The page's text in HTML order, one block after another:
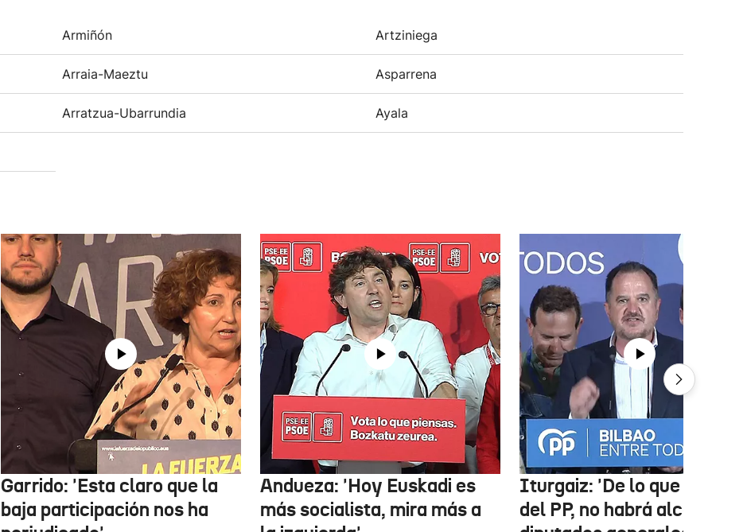
Armiñón Artziniega
Arraia-Maeztu Asparrena
Arratzua-Ubarrundia Ayala
Garrido: 'Esta claro que la
baja participación nos ha
Andueza: 'Hoy Euskadi es
más socialista, mira más a
Iturgaiz: 'De lo que
del PP, no habrá alcaldes ni